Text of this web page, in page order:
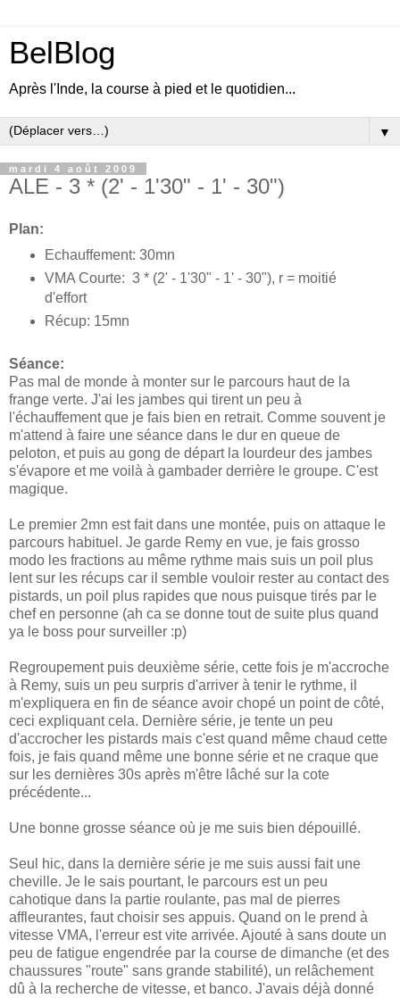
BelBlog
Après l'Inde, la course à pied et le quotidien...
▼
mardi 4 août 2009
ALE - 3 * (2' - 1'30" - 1' - 30")
Plan:
Echauffement: 30mn
VMA Courte: 3 * (2' - 1'30" - 1' - 30"), r = moitié
d'effort
Récup: 15mn
Séance:
Pas mal de monde à monter sur le parcours haut de la
frange verte. J'ai les jambes qui tirent un peu à
l'échauffement que je fais bien en retrait. Comme souvent je
m'attend à faire une séance dans le dur en queue de
peloton, et puis au gong de départ la lourdeur des jambes
s'évapore et me voilà à gambader derrière le groupe. C'est
magique.
Le premier 2mn est fait dans une montée, puis on attaque le
parcours habituel. Je garde Remy en vue, je fais grosso
modo les fractions au même rythme mais suis un poil plus
lent sur les récups car il semble vouloir rester au contact des
pistards, un poil plus rapides que nous puisque tirés par le
chef en personne (ah ca se donne tout de suite plus quand
ya le boss pour surveiller :p)
Regroupement puis deuxième série, cette fois je m'accroche
à Remy, suis un peu surpris d'arriver à tenir le rythme, il
m'expliquera en fin de séance avoir chopé un point de côté,
ceci expliquant cela. Dernière série, je tente un peu
d'accrocher les pistards mais c'est quand même chaud cette
fois, je fais quand même une bonne série et ne craque que
sur les dernières 30s après m'être lâché sur la cote
précédente...
Une bonne grosse séance où je me suis bien dépouillé.
Seul hic, dans la dernière série je me suis aussi fait une
cheville. Je le sais pourtant, le parcours est un peu
cahotique dans la partie roulante, pas mal de pierres
affleurantes, faut choisir ses appuis. Quand on le prend à
vitesse VMA, l'erreur est vite arrivée. Ajouté à sans doute un
peu de fatigue engendrée par la course de dimanche (et des
chaussures "route" sans grande stabilité), un relâchement
dû à la recherche de vitesse, et banco. J'avais déjà donné